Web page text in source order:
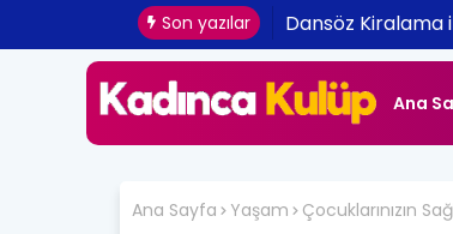
Son yazılar Dansöz Kiralama
Ana
Ana Sayfa Yaşam Çocuklarınızın